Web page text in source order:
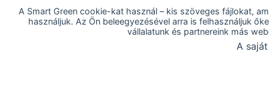
Cookie-beállítások
A Smart Green cookie-kat használ – kis szöveges fájlokat,
használjuk. Az Ön beleegyezésével arra is felhasználjuk
vállalatunk és partnereink más
A